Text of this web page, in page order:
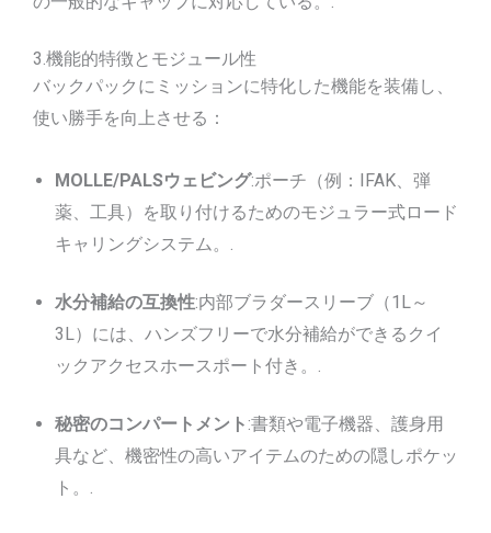
3.機能的特徴とモジュール性
バックパックにミッションに特化した機能を装備し、
使い勝手を向上させる：
MOLLE/PALSウェビング:ポーチ（例：IFAK、弾
薬、工具）を取り付けるためのモジュラー式ロード
キャリングシステム。.
水分補給の互換性:内部ブラダースリーブ（1L～
3L）には、ハンズフリーで水分補給ができるクイ
ックアクセスホースポート付き。.
秘密のコンパートメント :書類や電子機器、護身用
具など、機密性の高いアイテムのための隠しポケッ
ト。.